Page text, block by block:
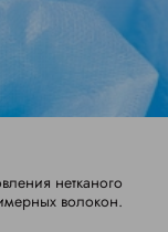
нетканого
волокон.